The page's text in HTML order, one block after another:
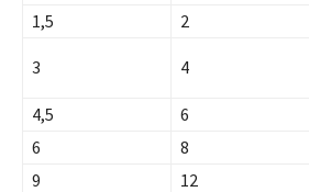
1,5
2
3 4
4,5
6
6
8
9
12